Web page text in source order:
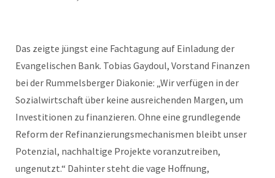
Das zeigte jüngst eine Fachtagung auf Einladung der
Evangelischen Bank. Tobias Gaydoul, Vorstand Finanzen
bei der Rummelsberger Diakonie: „Wir verfügen in der
Sozialwirtschaft über keine ausreichenden Margen, um
Investitionen zu finanzieren. Ohne eine grundlegende
Reform der Refinanzierungsmechanismen bleibt unser
Potenzial, nachhaltige Projekte voranzutreiben,
ungenutzt.“ Dahinter steht die vage Hoffnung,